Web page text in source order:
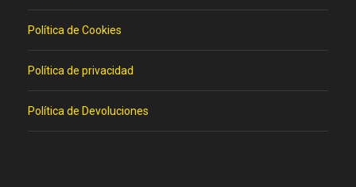
Política de Cookies
Política de privacidad
Política de Devoluciones